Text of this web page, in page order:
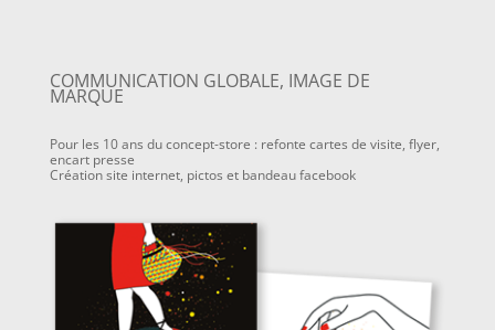
COMMUNICATION GLOBALE, IMAGE DE
MARQUE
Pour les 10 ans du concept-store : refonte cartes de visite, flyer,
encart presse
Création site internet, pictos et bandeau facebook